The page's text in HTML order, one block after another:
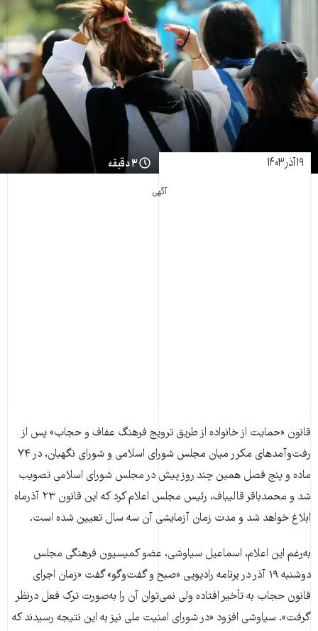
۱۹ آذر ۱۴۰۳ ۳ دقیقه
آگهی
قانون «حمایت از خانواده از طریق ترویج فرهنگ عفاف و حجاب» پس از
رفت‌و‌آمدهای مکرر میان مجلس شورای اسلامی و شورای نگهبان، در ۷۴
ماده و پنج فصل همین چند روز پیش در مجلس شورای اسلامی تصویب
شد و محمدباقر قالیباف، رئیس مجلس اعلام کرد که این قانون ۲۳ آذرماه
ابلاغ خواهد شد و مدت زمان آزمایشی آن سه سال تعیین شده است.
به‌رغم این اعلام، اسماعیل سیاوشی، عضو کمیسیون فرهنگی مجلس
دوشنبه ۱۹ آذر در برنامه رادیویی «صبح و گفت‌وگو» گفت «زمان اجرای
قانون حجاب به تأخیر افتاده ولی نمی‌توان آن را به‌صورت ترک فعل درنظر
گرفت». سیاوشی افزود «در شورای امنیت ملی نیز به این نتیجه رسیدند که